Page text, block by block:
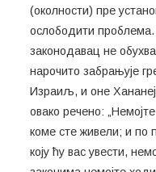
(околности) пре
ослободити
законодавац не
нарочито забрањује
Израиљ, и оне
овако речено:
коме сте живели; и по
коју ћу вас увести,